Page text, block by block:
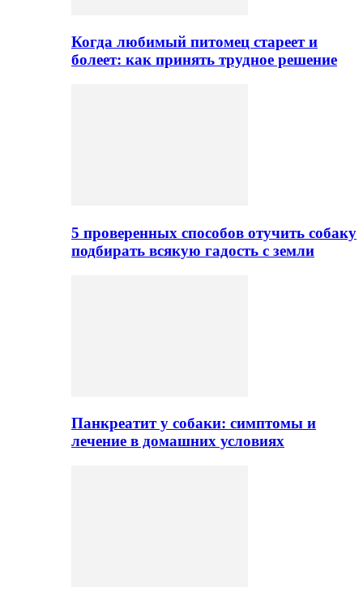
Когда любимый питомец стареет и
болеет: как принять трудное решение
5 проверенных способов отучить собаку
подбирать всякую гадость с земли
Панкреатит у собаки: симптомы и
лечение в домашних условиях